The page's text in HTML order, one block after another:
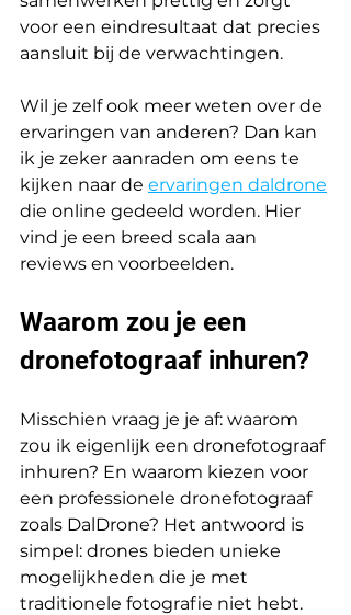
voor een eindresultaat dat precies
aansluit bij de verwachtingen.
Wil je zelf ook meer weten over de
ervaringen van anderen? Dan kan
ik je zeker aanraden om eens te
kijken naar de ervaringen daldrone
die online gedeeld worden. Hier
vind je een breed scala aan
reviews en voorbeelden.
Waarom zou je een
dronefotograaf inhuren?
Misschien vraag je je af: waarom
zou ik eigenlijk een dronefotograaf
inhuren? En waarom kiezen voor
een professionele dronefotograaf
zoals DalDrone? Het antwoord is
simpel: drones bieden unieke
mogelijkheden die je met
traditionele fotografie niet hebt.